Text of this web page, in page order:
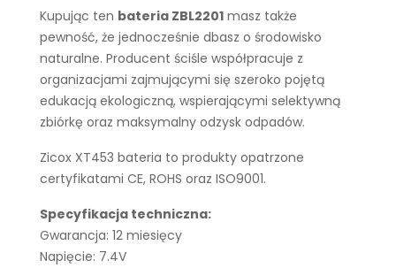
Kupując ten bateria ZBL2201 masz także
pewność, że jednocześnie dbasz o środowisko
naturalne. Producent ściśle współpracuje z
organizacjami zajmującymi się szeroko pojętą
edukacją ekologiczną, wspierającymi selektywną
zbiórkę oraz maksymalny odzysk odpadów.
Zicox XT453 bateria to produkty opatrzone
certyfikatami CE, ROHS oraz ISO9001.
Specyfikacja techniczna:
Gwarancja: 12 miesięcy
Napięcie: 7.4V